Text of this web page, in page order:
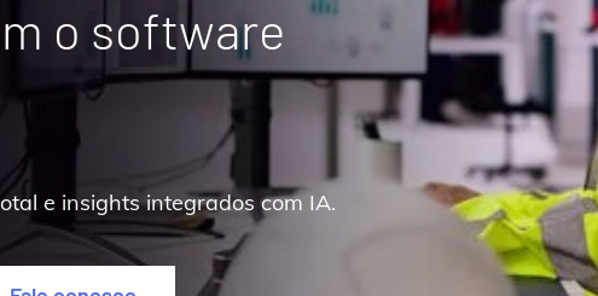
o software
e insights integrados com IA.